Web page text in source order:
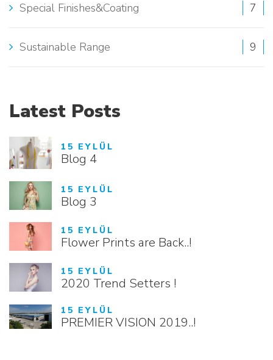
Special Finishes&Coating 7
Sustainable Range 9
Latest Posts
15 EYLÜL
Blog 4
15 EYLÜL
Blog 3
15 EYLÜL
Flower Prints are Back..!
15 EYLÜL
2020 Trend Setters !
15 EYLÜL
PREMIER VISION 2019..!